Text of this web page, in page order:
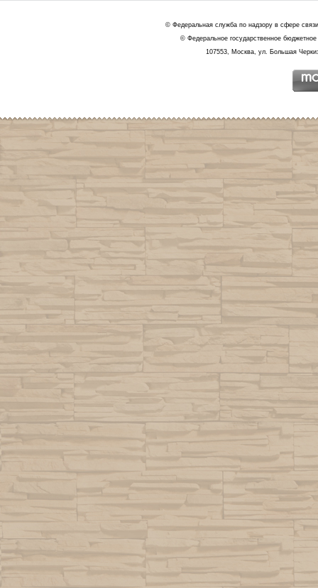
© Федеральная служба по надзору в сфере
© Федеральное государственное
107553, Москва, ул. Большая